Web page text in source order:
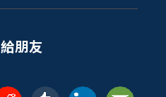
朋友